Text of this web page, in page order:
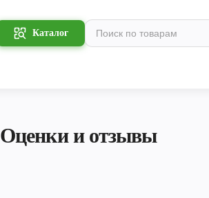
Каталог
Оценки и отзывы